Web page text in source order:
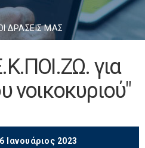
ΔΡΑΣΕΙΣ ΜΑΣ
για
νοικοκυριού"
Ιανουάριος 2023